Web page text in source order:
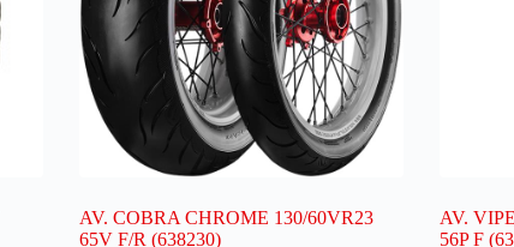
AV. COBRA CHROME 130/60VR23
65V F/R (638230)
AV.
56P F